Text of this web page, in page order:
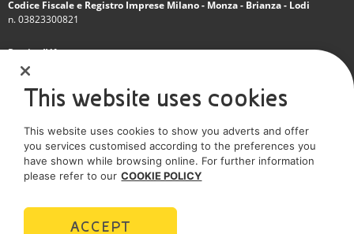
Codice Fiscale e Registro Imprese Milano - Monza - Brianza - Lodi
n. 03823300821
Partita IVA
IT 01768800748 - R.E.A. Milano n.1351279
Società soggetta all'attività di direzione e coordinamento dell'Eni S.p.A.
Società con unico socio
SOCIAL MEDIA
This website uses cookies
This website uses cookies to show you adverts and offer
you services customised according to the preferences you
have shown while browsing online. For further information
please refer to our COOKIE POLICY
ACCEPT